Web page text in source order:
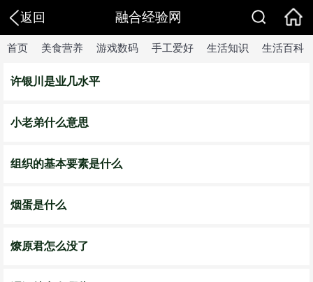
返回 融合经验网
首页 美食营养 游戏数码 手工爱好 生活知识 生活百科
许银川是业几水平
小老弟什么意思
组织的基本要素是什么
烟蛋是什么
燎原君怎么没了